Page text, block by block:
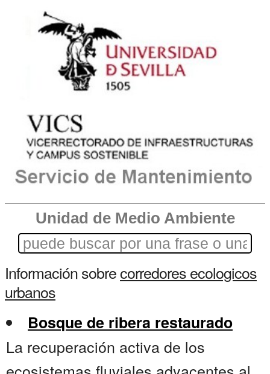
Unidad de Medio Ambiente
Información sobrecorredores ecologicos
urbanos
Bosque de ribera restaurado
La recuperación activa de los